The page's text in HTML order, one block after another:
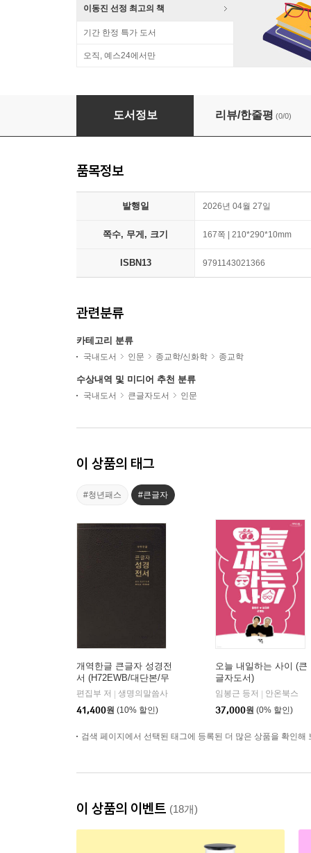
이동진 선정 최고의 책
기간 한정 특가 도서
오직, 예스24에서만
원서발췌 러시아 종교사상사 1 (큰글자책)
도서정보 리뷰/한줄평 (0/0)
품목정보
발행일 2026년 04월 27일
쪽수, 무게, 크기 167쪽 | 210*290*10mm
ISBN13 9791143021366
관련분류
카테고리 분류
국내도서 인문 종교학/신화학 종교학
수상내역 및 미디어 추천 분류
국내도서 큰글자도서 인문
이 상품의 태그
#청년패스 #큰글자
개역한글 큰글자 성경전
서 (H72EWB/대단본/무
지퍼/PU/반달 색인/해설
없음/각주 없음/다크브
라운)
편집부 저
생명의말씀사
41,400원 (10% 할인)
오늘 내일하는 사이 (큰
글자도서)
임봉근 등저
안온북스
37,000원 (0% 할인)
검색 페이지에서 선택된 태그에 등록된 더 많은 상품을 확인해
이 상품의 이벤트 (18개)